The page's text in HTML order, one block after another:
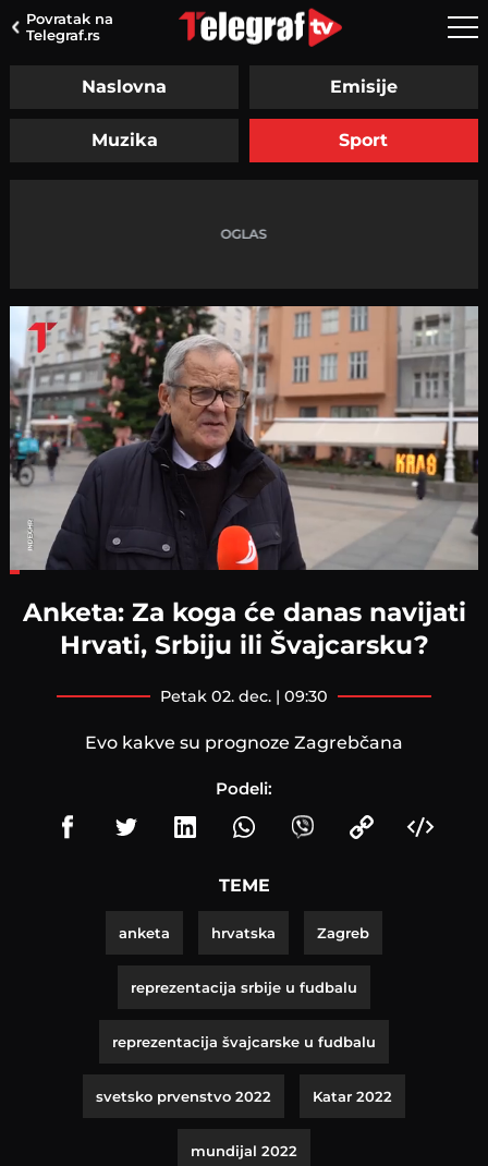
Povratak na
Telegraf.rs
Naslovna Emisije
Muzika Sport
Anketa: Za koga će danas navijati
Hrvati, Srbiju ili Švajcarsku?
petak 02. dec. | 09:30
Evo kakve su prognoze Zagrebčana
Podeli:
TEME
anketa hrvatska Zagreb
reprezentacija srbije u fudbalu
reprezentacija švajcarske u fudbalu
svetsko prvenstvo 2022 Katar 2022
mundijal 2022